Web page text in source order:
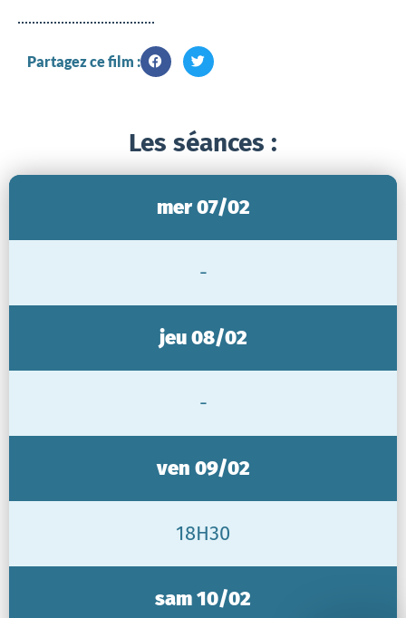
Partagez ce film :
Les séances :
mer 07/02
-
jeu 08/02
-
ven 09/02
18H30
sam 10/02